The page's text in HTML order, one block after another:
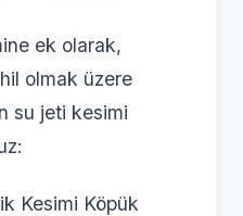
ek olarak,
olmak üzere
su jeti kesimi
Kesimi Köpük